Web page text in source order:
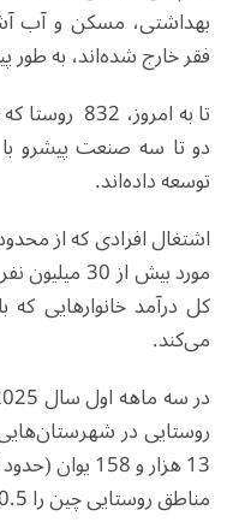
بهداشتی، مسکن و آب
فقر خارج شده‌اند، به طور
تا به
دو تا سه صنعت پیشرو
توسعه داده‌اند.
اشتغال افرادی که از
مورد بیش
کل درآمد خانوارهایی
می‌کند.
روستایی در
مناطق روستایی چین را 0.5 درصد افزایش داده است.